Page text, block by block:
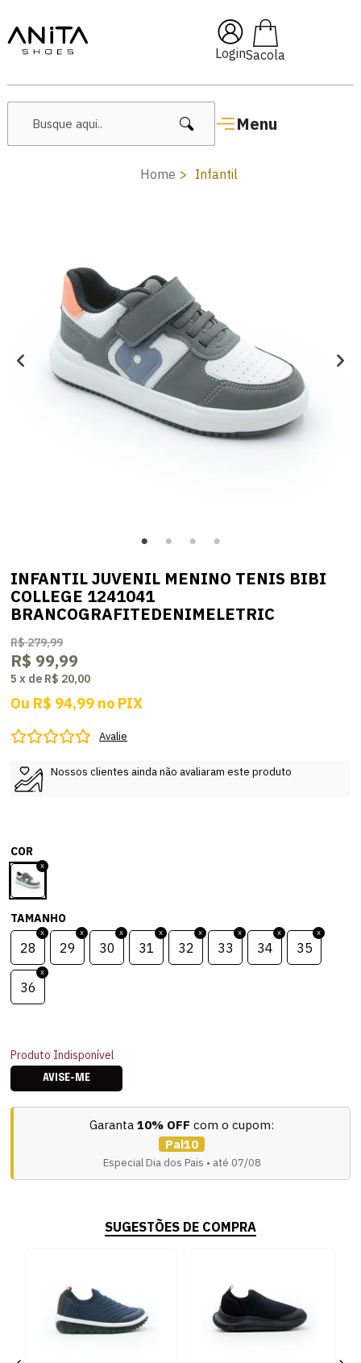
Login
Menu
🔥 Lançamentos Femininos
Home Infantil
INFANTIL JUVENIL MENINO TENIS BIBI
COLLEGE 1241041
BRANCOGRAFITEDENIMELETRIC
R$ 279,99
R$ 99,99
5 x de R$ 20,00
Ou R$ 94,99 no PIX
Avalie
Nossos clientes ainda não avaliaram este produto
COR
TAMANHO
28 29 30 31 32 33 34 35
36
Produto Indisponível
AVISE-ME
Garanta 10% OFF com o cupom:
Pai10
Especial Dia dos Pais • até 07/08
SUGESTÕES DE COMPRA